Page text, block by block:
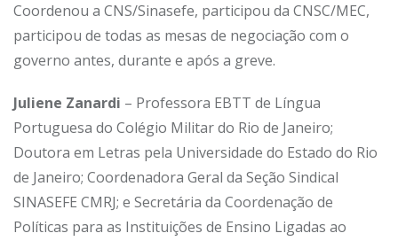
Coordenou a CNS/Sinasefe, participou da CNSC/MEC,
participou de todas as mesas de negociação com o
governo antes, durante e após a greve.
Juliene Zanardi – Professora EBTT de Língua
Portuguesa do Colégio Militar do Rio de Janeiro;
Doutora em Letras pela Universidade do Estado do Rio
de Janeiro; Coordenadora Geral da Seção Sindical
SINASEFE CMRJ; e Secretária da Coordenação de
Políticas para as Instituições de Ensino Ligadas ao